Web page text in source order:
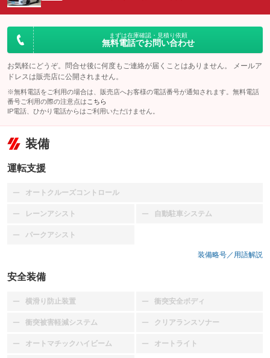
まずは在庫確認・見積り依頼
無料電話でお問い合わせ
お気軽にどうぞ。問合せ後に何度もご連絡が届くことはありません。 メールア
ドレスは販売店に公開されません。
※無料電話をご利用の場合は、販売店へお客様の電話番号が通知されます。無料電話
番号ご利用の際の注意点は こちら
IP電話、ひかり電話からはご利用いただけません。
装備
運転支援
オートクルーズコントロール
：装備なし
レーンアシスト
：装備なし 自動駐車システム
：装備なし
パークアシスト
：装備なし
装備略号／用語解説
安全装備
横滑り防止装置
：装備なし 衝突安全ボディ
：装備なし
衝突被害軽減システム
：装備なし クリアランスソナー
：装備なし
オートマチックハイビーム
：装備なし オートライト
：装備なし